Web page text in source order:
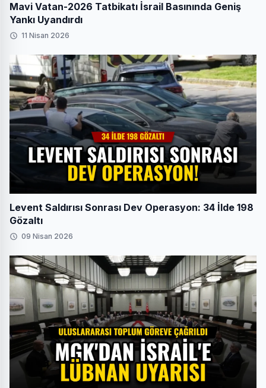
Mavi Vatan-2026 Tatbikatı İsrail Basınında Geniş
Yankı Uyandırdı
11 Nisan 2026
Levent Saldırısı Sonrası Dev Operasyon: 34 İlde 198
Gözaltı
09 Nisan 2026